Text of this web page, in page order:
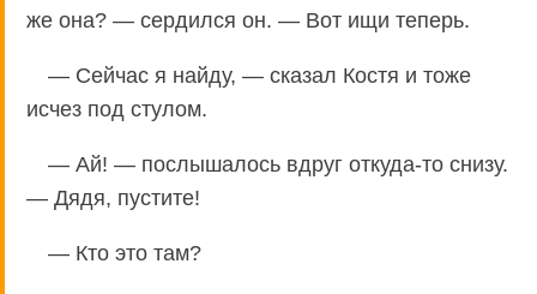
же она? — сердился он. — Вот ищи теперь.
— Сейчас я найду, — сказал Костя и тоже
исчез под стулом.
— Ай! — послышалось вдруг откуда-то снизу.
— Дядя, пустите!
— Кто это там?